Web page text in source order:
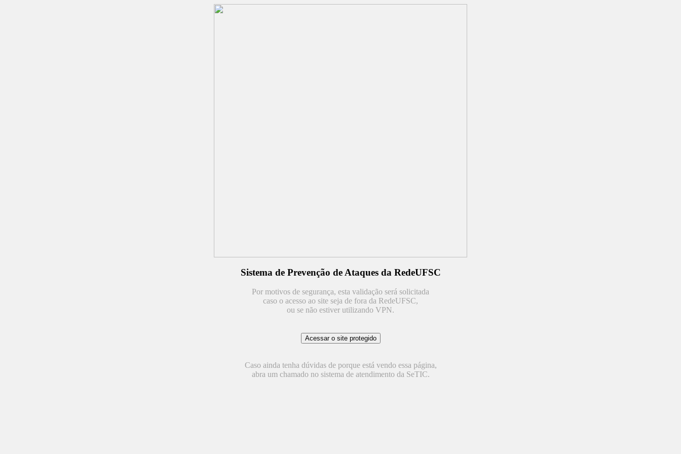
Sistema de Prevenção de Ataques da RedeUFSC
Por motivos de segurança, esta validação será solicitada
caso o acesso ao site seja de fora da RedeUFSC,
ou se não estiver utilizando VPN.
Caso ainda tenha dúvidas de porque está vendo essa página,
abra um chamado no sistema de atendimento da SeTIC.